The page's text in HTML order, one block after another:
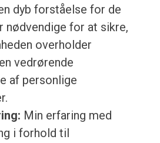
dyb forståelse for de
nødvendige for at sikre,
overholder
vedrørende
af personlige
Min erfaring med
i forhold til